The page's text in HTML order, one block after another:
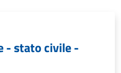
- stato civile -